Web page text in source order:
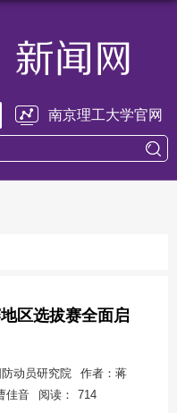
南京理工大学官网
区选拔赛全面启
动员研究院
作者：蒋
佳音 阅读： 714